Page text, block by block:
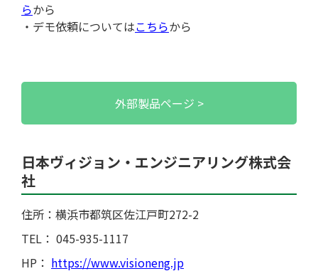
開発サポートのお願い
らから
・デモ依頼についてはこちらから
外部製品ページ
日本ヴィジョン・エンジニアリング株式会
社
住所：横浜市都筑区佐江戸町272-2
TEL： 045-935-1117
HP： https://www.visioneng.jp